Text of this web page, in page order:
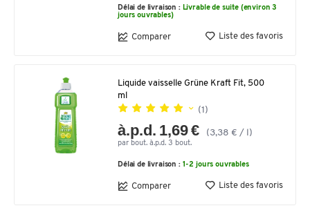
Délai de livraison : Livrable de suite (environ 3
jours ouvrables)
Comparer Liste des favoris
Liquide vaisselle Grüne Kraft Fit, 500
ml
(1)
à.p.d. 1,69 € (3,38 € / l)
par bout. à.p.d. 3 bout.
Délai de livraison : 1-2 jours ouvrables
Comparer Liste des favoris